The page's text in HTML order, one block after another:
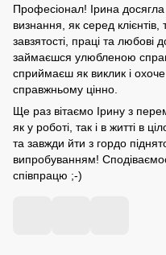
Професіонал! Ірина
визнання, як серед клієнтів,
завзятості, праці та любові
займаєшся улюбленою
сприймаєш як виклик і
справжньому цінно.
Ще раз вітаємо Ірину з
як у роботі, так і в житті в
та завжди йти з гордо
випробуванням!
співпрацю ;-)